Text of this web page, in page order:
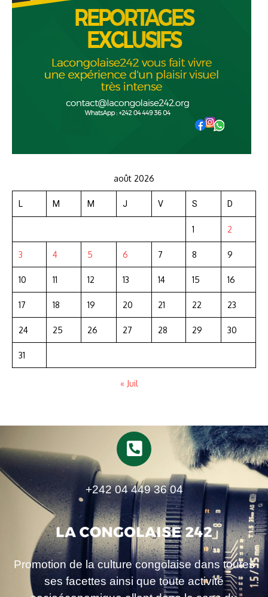
août 2026
L M M J V S D
1 2
3 4 5 6 7 8 9
10 11 12 13 14 15 16
17 18 19 20 21 22 23
24 25 26 27 28 29 30
31
« Juil
+242 04 449 36 04
Promotion de la culture congolaise dans toutes
ses facettes ainsi que toute activité